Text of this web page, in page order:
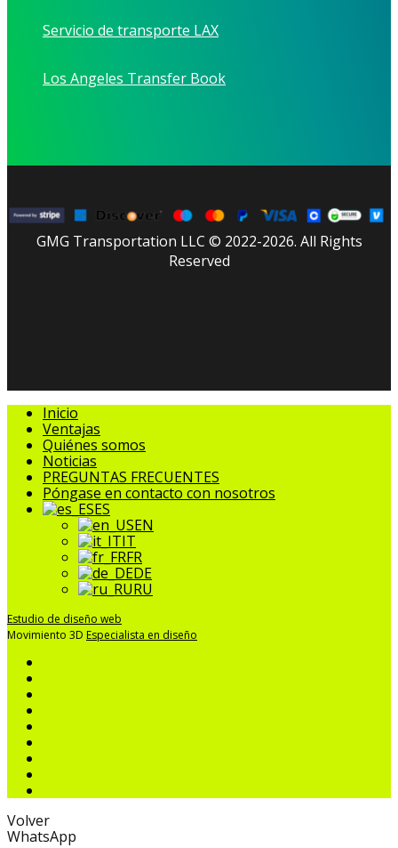
Servicio de transporte LAX
Los Angeles Transfer Book
GMG Transportation LLC © 2022-2026. All Rights
Reserved
Cerrar
Menú
Inicio
Ventajas
Quiénes somos
Noticias
PREGUNTAS FRECUENTES
Póngase en contacto con nosotros
ES
EN
IT
FR
DE
RU
Estudio de diseño web
Movimiento 3D Especialista en diseño
Volver
WhatsApp